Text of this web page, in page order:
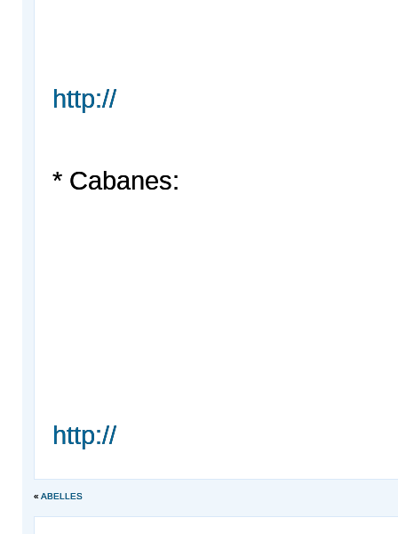
http://
* Cabanes:
http://
« ABELLES